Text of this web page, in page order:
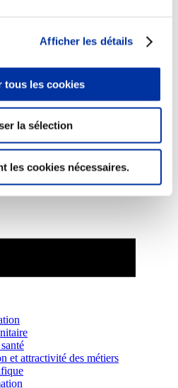
Afficher les détails
tous les cookies
la sélection
les cookies nécessaires.
raisonnée et durable
et attractivité des métiers